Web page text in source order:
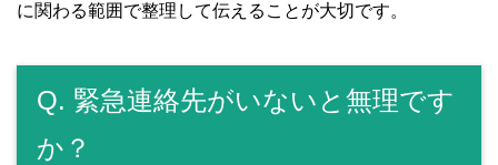
に関わる範囲で整理して伝えることが大切です。
Q. 緊急連絡先がいないと無理です
か？